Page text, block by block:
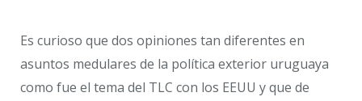
Es curioso que dos opiniones tan diferentes en
asuntos medulares de la política exterior uruguaya
como fue el tema del TLC con los EEUU y que de